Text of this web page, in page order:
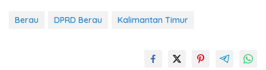
Berau DPRD Berau Kalimantan Timur